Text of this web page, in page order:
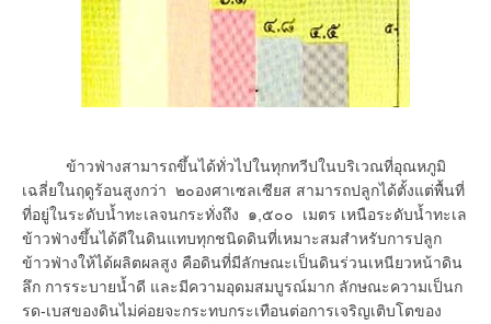
ข้าวฟ่างสามารถขึ้นได้ทั่วไปในทุกทวีปในบริเวณที่อุณหภูมิ
เฉลี่ยในฤดูร้อนสูงกว่า ๒๐องศาเซลเซียส สามารถปลูกได้ตั้งแต่พื้นที่
ที่อยู่ในระดับน้ำทะเลจนกระทั่งถึง ๑,๕๐๐ เมตร เหนือระดับน้ำทะเล
ข้าวฟ่างขึ้นได้ดีในดินแทบทุกชนิดดินที่เหมาะสมสำหรับการปลูก
ข้าวฟ่างให้ได้ผลิตผลสูง คือดินที่มีลักษณะเป็นดินร่วนเหนียวหน้าดิน
ลึก การระบายน้ำดี และมีความอุดมสมบูรณ์มาก ลักษณะความเป็นก
รด-เบสของดินไม่ค่อยจะกระทบกระเทือนต่อการเจริญเติบโตของ